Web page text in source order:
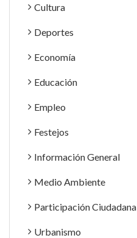
Cultura
Deportes
Economía
Educación
Empleo
Festejos
Información General
Medio Ambiente
Participación Ciudadana
Urbanismo